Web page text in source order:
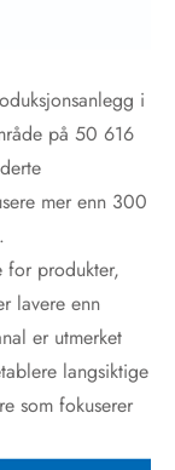
i
på 50 616
mer enn 300
for produkter,
lavere enn
er utmerket
langsiktige
som fokuserer